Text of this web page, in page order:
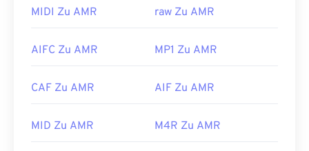
Nachrichten, können sie von den meisten
auch mit VLC Media Player,QuickTime
AMR-Dateien lassen sich auch mit anderer
kostenlosen Audiobearbeitungsprogramm
MIDI Zu AMR raw Zu AMR
AIFC Zu AMR MP1 Zu AMR
CAF Zu AMR AIF Zu AMR
MID Zu AMR M4R Zu AMR